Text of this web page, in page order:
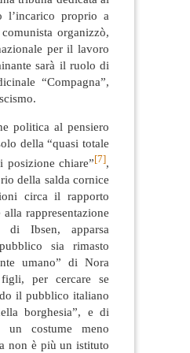
l’incarico proprio a
organizzò,
per il lavoro
sarà il ruolo di
“Compagna”,
politica al pensiero
della “quasi totale
posizione chiare” [7],
della salda cornice
circa il rapporto
rappresentazione
di Ibsen, apparsa
sia rimasto
umano” di Nora
per cercare se
il pubblico italiano
borghesia”, e di
un costume meno
non è più un istituto